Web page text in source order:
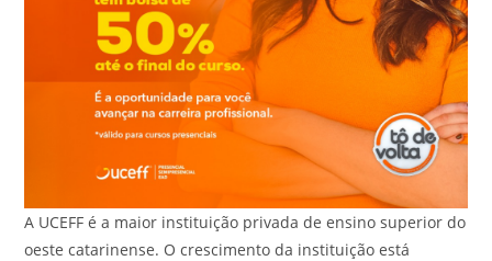
A UCEFF é a maior instituição privada de ensino superior do
oeste catarinense. O crescimento da instituição está